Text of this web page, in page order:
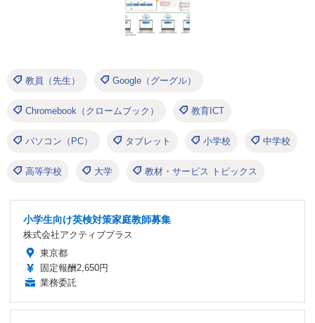
教員（先生） Google（グーグル）
Chromebook（クロームブック） 教育ICT
パソコン（PC） タブレット 小学校 中学校
高等学校 大学 教材・サービス トピックス
小学生向け英検対策家庭教師募集
株式会社アクティブプラス
東京都
固定報酬2,650円
業務委託